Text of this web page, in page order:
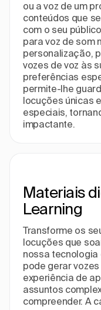
ou a voz de um
conteúdos que
com o seu
para voz de som
personalização,
vozes de voz às
preferências
permite-lhe
locuções únicas
especiais,
impactante.
Materiais
Learning
Transforme os
locuções que
nossa tecnologia
pode gerar
experiência de
assuntos
compreender. A